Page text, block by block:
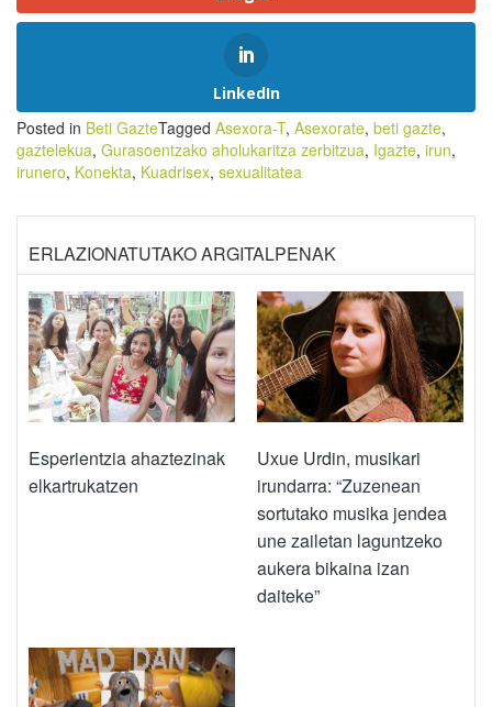
LinkedIn
Posted in Beti GazteTagged Asexora-T, Asexorate, beti gazte,
gaztelekua, Gurasoentzako aholukaritza zerbitzua, Igazte, irun,
irunero, Konekta, Kuadrisex, sexualitatea
ERLAZIONATUTAKO ARGITALPENAK
Esperientzia ahaztezinak
elkartrukatzen
Uxue Urdin, musikari
irundarra: “Zuzenean
sortutako musika jendea
une zailetan laguntzeko
aukera bikaina izan
daiteke”